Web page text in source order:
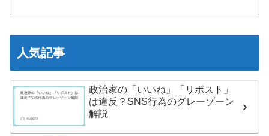
人気記事
政治家の「いいね」「リポスト」
は違反？SNS行為のグレーゾーン
解説